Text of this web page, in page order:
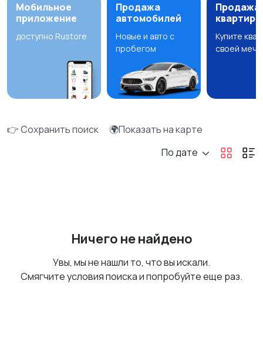
Мобильное
приложение
доступно Rustore
Продажа
автомобилей
Новые и авто с
пробегом
Продажа
квартир
Купите
своей
👉 Сохранить поиск
🌍Показать на карте
По дате
Ничего не найдено
Увы, мы не нашли то, что вы искали.
Смягчите условия поиска и попробуйте еще раз.